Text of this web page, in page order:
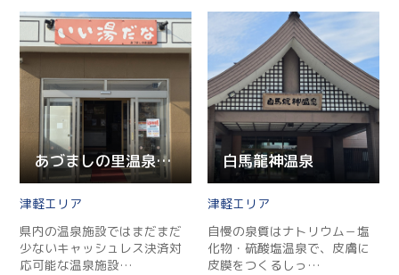
あづましの里温泉いい湯だな
津軽
県内の温泉施設ではまだまだ
少ないキャッシュレス決済対
応可能な温泉施設…
白馬龍神温泉
津軽
自慢の泉質はナトリウム－塩
化物・硫酸塩温泉で、皮膚に
皮膜をつくるしっ…